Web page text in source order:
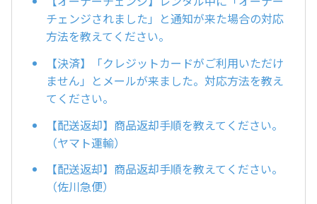
チェンジされました」と通知が来た場合の対応
方法を教えてください。
【決済】「クレジットカードがご利用いただけ
ません」とメールが来ました。対応方法を教え
てください。
【配送返却】商品返却手順を教えてください。
（ヤマト運輸）
【配送返却】商品返却手順を教えてください。
（佐川急便）